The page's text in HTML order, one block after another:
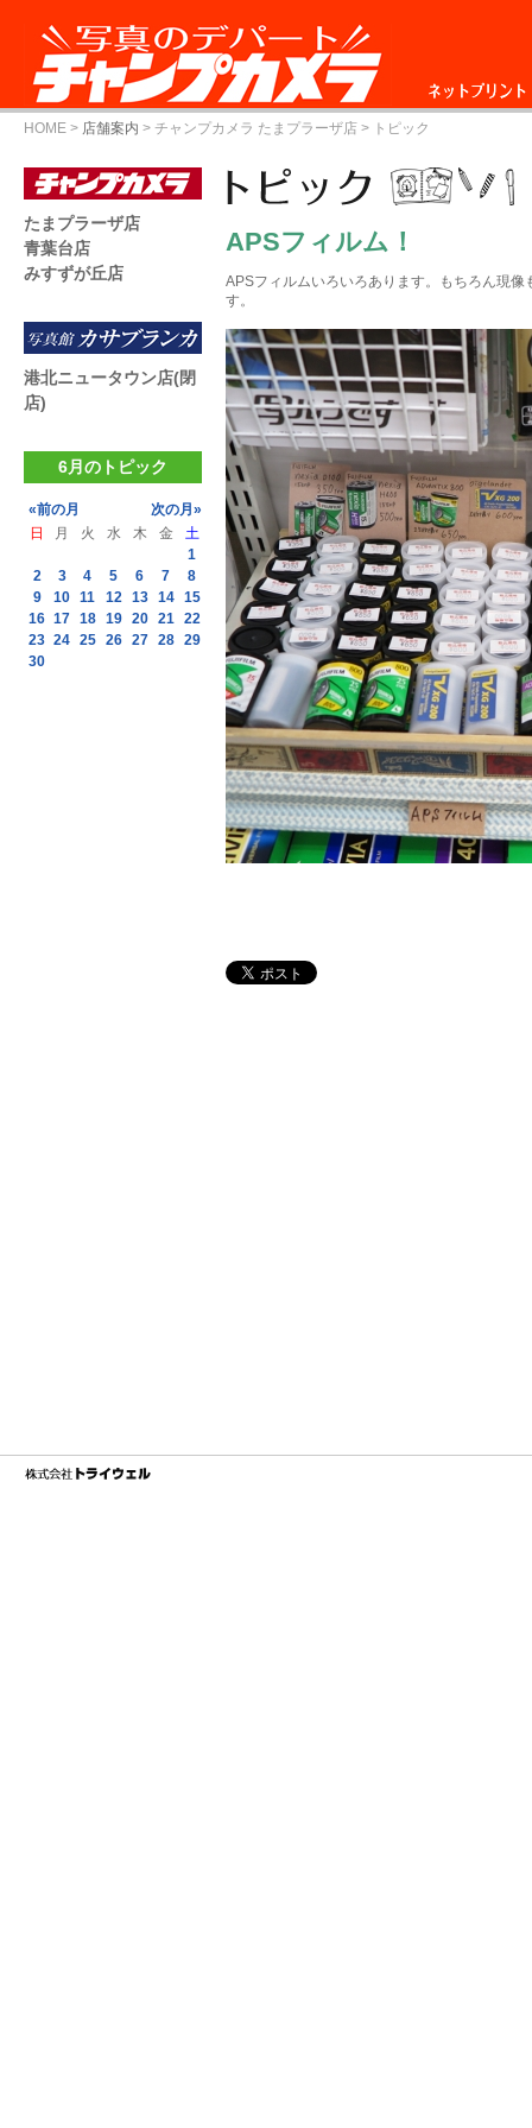
ネットプリント
HOME > 店舗案内 > チャンプカメラ たまプラーザ店 > トピック
APSフィルム！
APSフィルムいろいろあります。もちろん現
す。
たまプラーザ店
青葉台店
みすずが丘店
港北ニュータウン店(閉
店)
6月のトピック
«前の月
次の月»
日
月 火 水 木 金
土
1
2
3 4 5 6 7
8
9
10 11 12 13 14 15
16 17 18 19 20 21 22
23 24 25 26 27 28 29
30